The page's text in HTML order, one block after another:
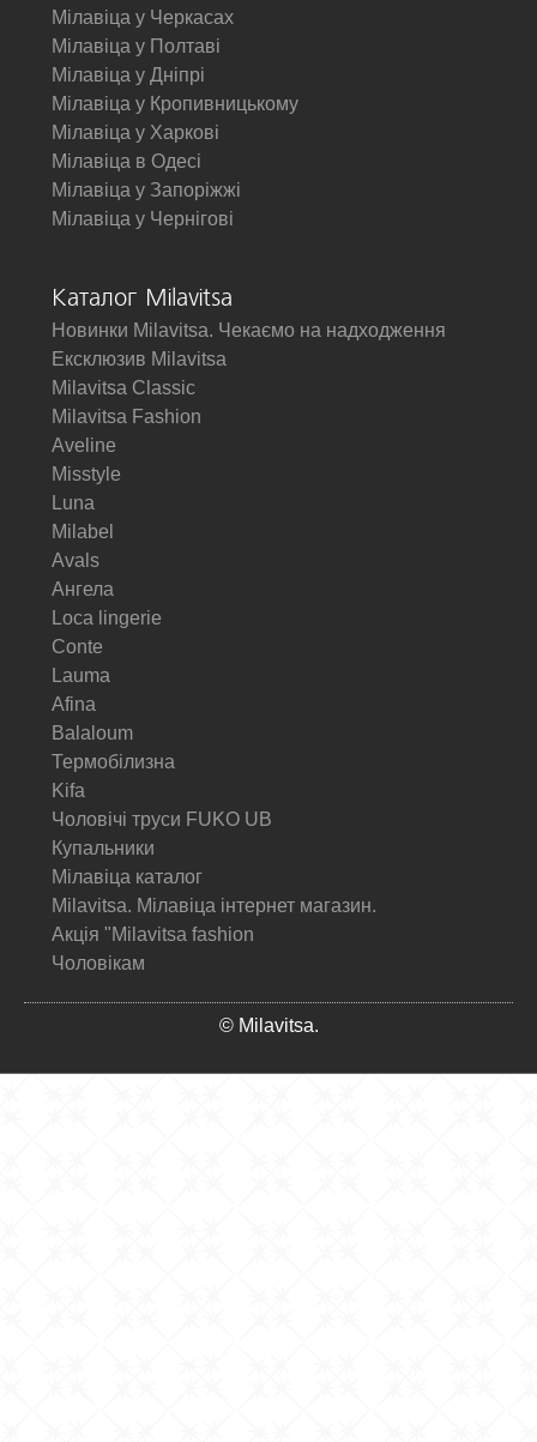
Мілавіца у Черкасах
Мілавіца у Полтаві
Мілавіца у Дніпрі
Мілавіца у Кропивницькому
Мілавіца у Харкові
Мілавіца в Одесі
Мілавіца у Запоріжжі
Мілавіца у Чернігові
Каталог Milavitsa
Новинки Milavitsa. Чекаємо на надходження
Ексклюзив Milavitsa
Milavitsa Classic
Milavitsa Fashion
Aveline
Misstyle
Luna
Milabel
Avals
Ангела
Loca lingerie
Conte
Lauma
Afina
Balaloum
Термобілизна
Kifa
Чоловічі труси FUKO UB
Купальники
Мілавіца каталог
Milavitsa. Мілавіца інтернет магазин.
Акція "Milavitsa fashion
Чоловікам
© Milavitsa.